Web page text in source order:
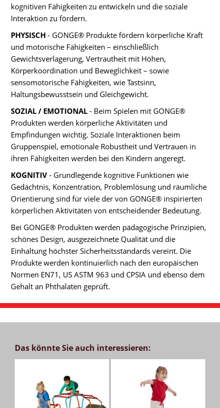
kognitiven Fähigkeiten zu entwickeln und die soziale
Interaktion zu fördern.
PHYSISCH- GONGE® Produkte fördern körperliche Kraft
und motorische Fähigkeiten – einschließlich
Gewichtsverlagerung, Vertrautheit mit Höhen,
Körperkoordination und Beweglichkeit – sowie
sensomotorische Fähigkeiten, wie Tastsinn,
Haltungsbewusstsein und Gleichgewicht.
SOZIAL / EMOTIONAL- Beim Spielen mit GONGE®
Produkten werden körperliche Aktivitäten und
Empfindungen wichtig. Soziale Interaktionen beim
Gruppenspiel, emotionale Robustheit und Vertrauen in
ihren Fähigkeiten werden bei den Kindern angeregt.
KOGNITIV- Grundlegende kognitive Funktionen wie
Gedächtnis, Konzentration, Problemlösung und räumliche
Orientierung sind für viele der von GONGE® inspirierten
körperlichen Aktivitäten von entscheidender Bedeutung.
Bei GONGE® Produkten werden pädagogische Prinzipien,
schönes Design, ausgezeichnete Qualität und die
Einhaltung höchster Sicherheitsstandards vereint. Die
Produkte werden kontinuierlich nach den europäischen
Normen EN71, US ASTM 963 und CPSIA und ebenso dem
Gehalt an Phthalaten geprüft.
Das könnte Sie auch interessieren: